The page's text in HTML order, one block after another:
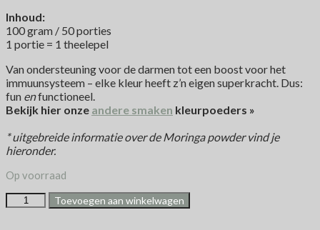
Inhoud:
100 gram / 50 porties
1 portie = 1 theelepel
Van ondersteuning voor de darmen tot een boost voor het
immuunsysteem – elke kleur heeft z’n eigen superkracht. Dus:
fun enfunctioneel.
Bekijk hier onze andere smaken kleurpoeders »
* uitgebreide informatie over de Moringa powder vind je
hieronder.
Op voorraad
Toevoegen aan winkelwagen